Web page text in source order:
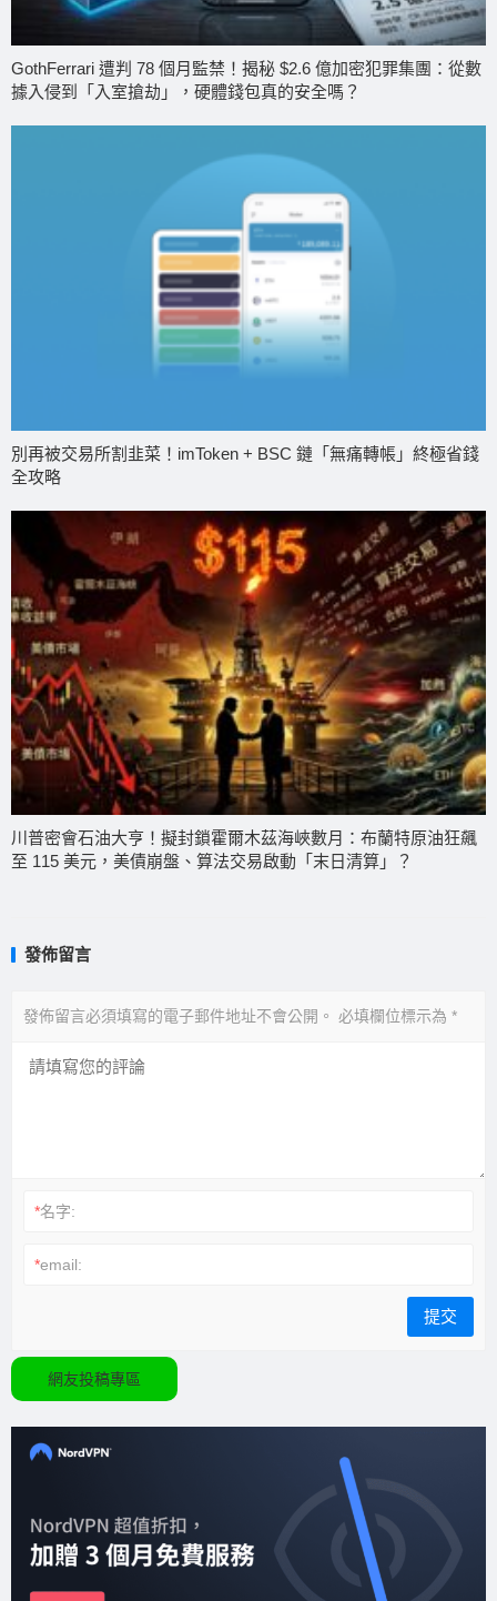
GothFerrari 遭判 78 個月監禁！揭秘 $2.6 億加密犯罪集團：從數
據入侵到「入室搶劫」，硬體錢包真的安全嗎？
別再被交易所割韭菜！imToken + BSC 鏈「無痛轉帳」終極省錢
全攻略
川普密會石油大亨！擬封鎖霍爾木茲海峽數月：布蘭特原油狂飆
至 115 美元，美債崩盤、算法交易啟動「末日清算」？
發佈留言
發佈留言必須填寫的電子郵件地址不會公開。 必填欄位標示為 *
*名字:
*email:
網友投稿專區